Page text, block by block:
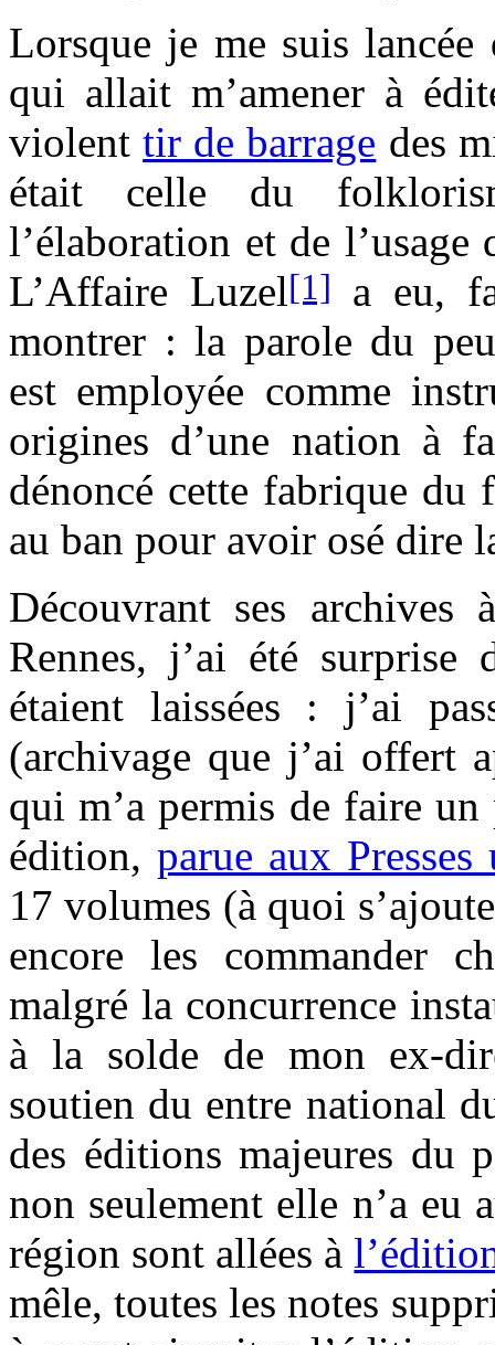
Lorsque je me suis lancée
qui allait m’amener à
violenttir de barrage des
était celle du
l’élaboration et de
L’Affaire Luzel[1]
a eu,
montrer : la parole du
est employée comme
origines d’une nation à
dénoncé cette fabrique
au ban pour avoir osé dire
Découvrant ses
Rennes, j’ai été surprise
étaient laissées : j’ai
(archivage que j’ai offert
qui m’a permis de faire
édition, parue aux
17 volumes (à quoi
encore les commander
malgré la concurrence
à la solde de mon ex-
soutien du entre national
des éditions majeures du
non seulement elle n’a eu
région sont allées à
mêle, toutes les notes